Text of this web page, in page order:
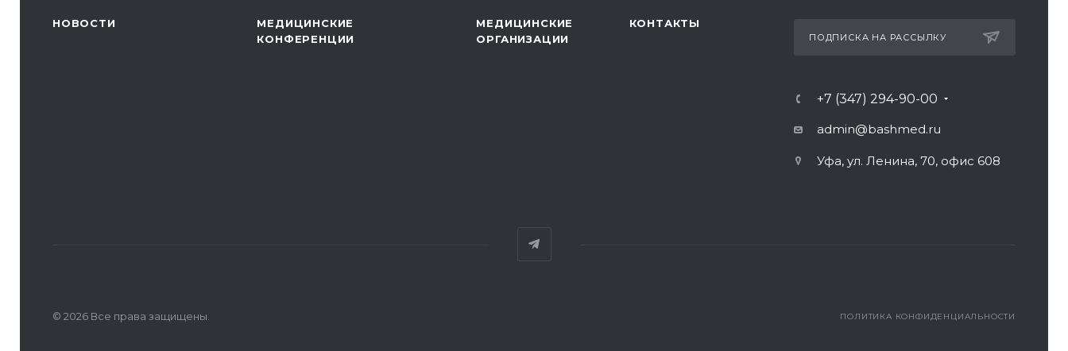
НОВОСТИ
МЕДИЦИНСКИЕ
КОНФЕРЕНЦИИ
МЕДИЦИНСКИЕ
ОРГАНИЗАЦИИ
КОНТАКТЫ
ПОДПИСКА НА РАССЫЛКУ
+7 (347) 294-90-00
admin@bashmed.ru
Уфа, ул. Ленина, 70, офис 608
ПОЛИТИКА КОНФИДЕНЦИАЛЬНОСТИ
© 2026 Все права защищены.